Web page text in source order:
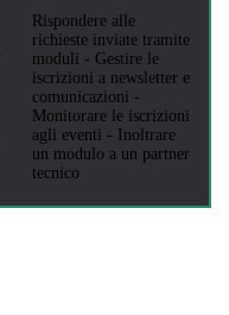
Rispondere alle
richieste inviate tramite
moduli - Gestire le
iscrizioni a newsletter e
comunicazioni -
Monitorare le iscrizioni
agli eventi - Inoltrare
un modulo a un partner
tecnico